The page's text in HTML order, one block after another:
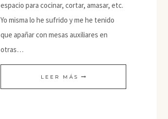
espacio para cocinar, cortar, amasar, etc.
Yo misma lo he sufrido y me he tenido
que apañar con mesas auxiliares en
otras…
LEER MÁS BASES
DE